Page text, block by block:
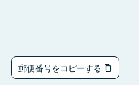
郵便番号をコピーする